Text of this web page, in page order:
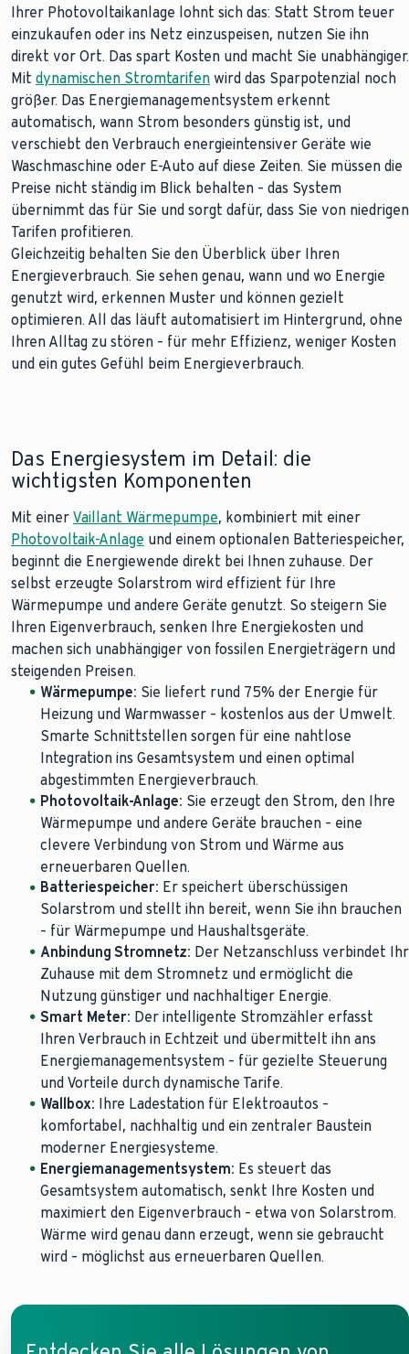
Ihrer Photovoltaikanlage lohnt sich das: Statt Strom teuer
einzukaufen oder ins Netz einzuspeisen, nutzen Sie ihn
direkt vor Ort. Das spart Kosten und macht Sie unabhängiger.
Mit dynamischen Stromtarifen wird das Sparpotenzial noch
größer. Das Energiemanagementsystem erkennt
automatisch, wann Strom besonders günstig ist, und
verschiebt den Verbrauch energieintensiver Geräte wie
Waschmaschine oder E-Auto auf diese Zeiten. Sie müssen die
Preise nicht ständig im Blick behalten – das System
übernimmt das für Sie und sorgt dafür, dass Sie von niedrigen
Tarifen profitieren.
Gleichzeitig behalten Sie den Überblick über Ihren
Energieverbrauch. Sie sehen genau, wann und wo Energie
genutzt wird, erkennen Muster und können gezielt
optimieren. All das läuft automatisiert im Hintergrund, ohne
Ihren Alltag zu stören – für mehr Effizienz, weniger Kosten
und ein gutes Gefühl beim Energieverbrauch.
Das Energiesystem im Detail: die
wichtigsten Komponenten
Mit einer Vaillant Wärmepumpe, kombiniert mit einer
Photovoltaik-Anlage und einem optionalen Batteriespeicher,
beginnt die Energiewende direkt bei Ihnen zuhause. Der
selbst erzeugte Solarstrom wird effizient für Ihre
Wärmepumpe und andere Geräte genutzt. So steigern Sie
Ihren Eigenverbrauch, senken Ihre Energiekosten und
machen sich unabhängiger von fossilen Energieträgern und
steigenden Preisen.
Wärmepumpe: Sie liefert rund 75% der Energie für
Heizung und Warmwasser – kostenlos aus der Umwelt.
Smarte Schnittstellen sorgen für eine nahtlose
Integration ins Gesamtsystem und einen optimal
abgestimmten Energieverbrauch.
Photovoltaik-Anlage: Sie erzeugt den Strom, den Ihre
Wärmepumpe und andere Geräte brauchen – eine
clevere Verbindung von Strom und Wärme aus
erneuerbaren Quellen.
Batteriespeicher: Er speichert überschüssigen
Solarstrom und stellt ihn bereit, wenn Sie ihn brauchen
– für Wärmepumpe und Haushaltsgeräte.
Anbindung Stromnetz: Der Netzanschluss verbindet Ihr
Zuhause mit dem Stromnetz und ermöglicht die
Nutzung günstiger und nachhaltiger Energie.
Smart Meter: Der intelligente Stromzähler erfasst
Ihren Verbrauch in Echtzeit und übermittelt ihn ans
Energiemanagementsystem – für gezielte Steuerung
und Vorteile durch dynamische Tarife.
Wallbox: Ihre Ladestation für Elektroautos –
komfortabel, nachhaltig und ein zentraler Baustein
moderner Energiesysteme.
Energiemanagementsystem: Es steuert das
Gesamtsystem automatisch, senkt Ihre Kosten und
maximiert den Eigenverbrauch – etwa von Solarstrom.
Wärme wird genau dann erzeugt, wenn sie gebraucht
wird – möglichst aus erneuerbaren Quellen.